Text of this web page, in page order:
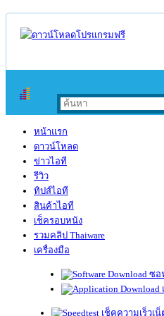
หน้าแรก
ดาวน์โหลด
ข่าวไอที
รีวิว
ทิปส์ไอที
สินค้าไอที
เช็ครอบหนัง
รวมคลิป Thaiware
เครื่องมือ
ซอ
เช็คความเร็วเน็